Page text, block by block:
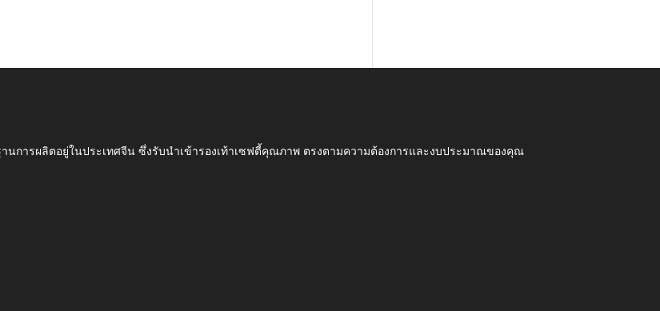
านการผลิตอยู่ในประเทศจีน ซึ่งรับนำเข้ารองเท้าเซฟตี้คุณภาพ ตรงตามความต้องการและงบประมาณของคุณ